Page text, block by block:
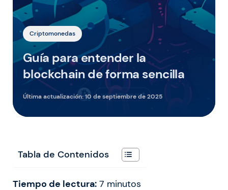
Criptomonedas
Guía para entender la
blockchain de forma sencilla
Última actualización:10 de septiembre de 2025
Tabla de Contenidos
Tiempo de lectura: 7 minutos